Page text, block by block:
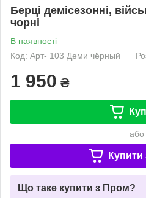
Берці демісезонні,
чорні
В наявності
Код: Арт- 103 Деми чёрный
1 950 ₴
або
Купити
Що таке купити з Пром?